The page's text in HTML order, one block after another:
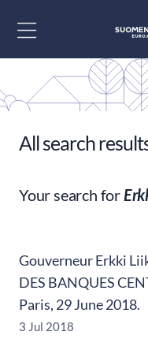
All search
Your search for
Gouverneur Erkki
DES BANQUES
Paris, 29 June 2018.
3 Jul 2018